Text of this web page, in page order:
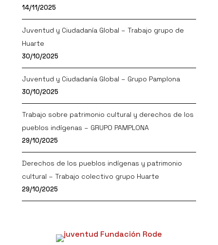
14/11/2025
Juventud y Ciudadanía Global – Trabajo grupo de
Huarte
30/10/2025
Juventud y Ciudadanía Global – Grupo Pamplona
30/10/2025
Trabajo sobre patrimonio cultural y derechos de los
pueblos indígenas – GRUPO PAMPLONA
29/10/2025
Derechos de los pueblos indígenas y patrimonio
cultural – Trabajo colectivo grupo Huarte
29/10/2025